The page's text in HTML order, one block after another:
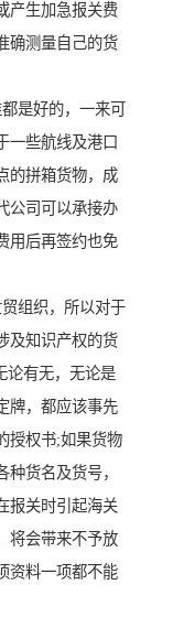
产生加急报关费
确测量自己的货
是好的，一来可
一些航线及港口
的拼箱货物，成
公司可以承接办
用后再签约也免
组织，所以对于
及知识产权的货
论有无，无论是
牌，都应该事先
授权书;如果货物
货名及货号，
报关时引起海关
将会带来不予放
资料一项都不能